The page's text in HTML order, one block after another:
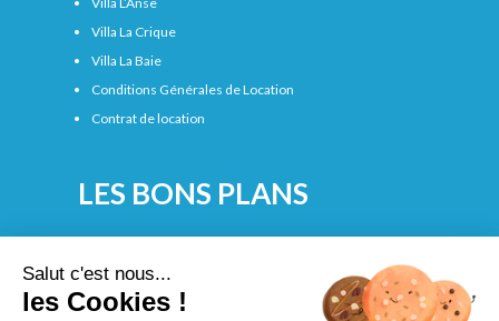
Villa La Crique
Villa La Baie
Conditions Générales de Location
Contrat de location
LES BONS PLANS
Loisirs
Commerçants et vie pratique
Salut c'est nous...
les Cookies !